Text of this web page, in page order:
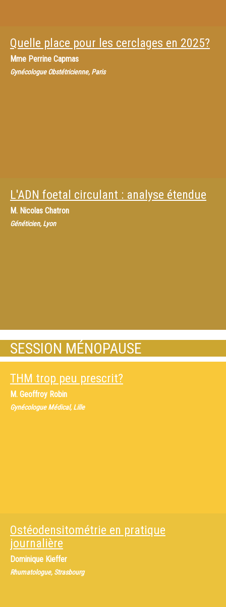
Quelle place pour les cerclages en 2025?
Mme Perrine Capmas
Gynécologue Obstétricienne, Paris
L'ADN foetal circulant : analyse étendue
M. Nicolas Chatron
Généticien, Lyon
SESSION MÉNOPAUSE
THM trop peu prescrit?
M. Geoffroy Robin
Gynécologue Médical, Lille
Ostéodensitométrie en pratique
journalière
Dominique Kieffer
Rhumatologue, Strasbourg